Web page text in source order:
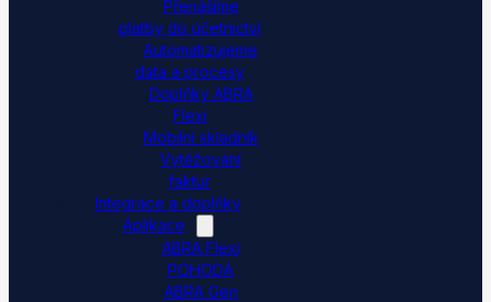
Přenášíme
platby do účetnictví
Automatizujeme
data a procesy
Doplňky ABRA
Flexi
Mobilní skladník
Vytěžování
faktur
Integrace a doplňky
Aplikace
ABRA Flexi
POHODA
ABRA Gen